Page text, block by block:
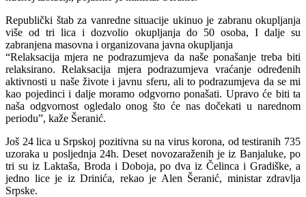
Republički štab za vanredne situacije ukinuo je zabranu okupljanja
više od tri lica i dozvolio okupljanja do 50 osoba, I dalje su
zabranjena masovna i organizovana javna okupljanja
“Relaksacija mjera ne podrazumjeva da naše ponašanje treba biti
relaksirano. Relaksacija mjera podrazumjeva vraćanje određenih
aktivnosti u naše živote i javnu sferu, ali to podrazumjeva da se mi
kao pojedinci i dalje moramo odgvorno ponašati. Upravo će biti ta
naša odgvornost ogledalo onog što će nas dočekati u narednom
periodu”, kaže Šeranić.
Još 24 lica u Srpskoj pozitivna su na virus korona, od testiranih 735
uzoraka u posljednja 24h. Deset novozaraženih je iz Banjaluke, po
tri su iz Laktaša, Broda i Doboja, po dva iz Čelinca i Gradiške, a
jedno lice je iz Drinića, rekao je Alen Šeranić, ministar zdravlja
Srpske.